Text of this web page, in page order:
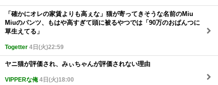
「確かにオレの家賃よりも高ぇな」猫が寄ってきそうな名前のMiu
Miuのパンツ、もはや高すぎて頭に被るやつでは「90万のおぱんつに
草生えてる」
Togetter 4日(火)22:59
ヤニ猫が評価され、みぃちゃんが評価されない理由
VIPPERな俺 4日(火)18:00